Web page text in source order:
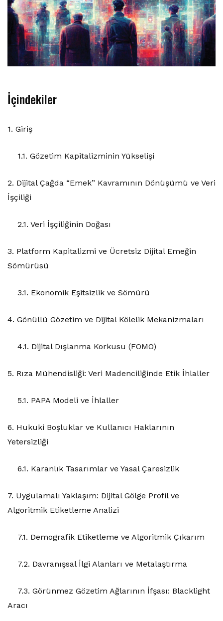
İçindekiler
1. Giriş
1.1. Gözetim Kapitalizminin Yükselişi
2. Dijital Çağda “Emek” Kavramının Dönüşümü ve Veri
İşçiliği
2.1. Veri İşçiliğinin Doğası
3. Platform Kapitalizmi ve Ücretsiz Dijital Emeğin
Sömürüsü
3.1. Ekonomik Eşitsizlik ve Sömürü
4. Gönüllü Gözetim ve Dijital Kölelik Mekanizmaları
4.1. Dijital Dışlanma Korkusu (FOMO)
5. Rıza Mühendisliği: Veri Madenciliğinde Etik İhlaller
5.1. PAPA Modeli ve İhlaller
6. Hukuki Boşluklar ve Kullanıcı Haklarının
Yetersizliği
6.1. Karanlık Tasarımlar ve Yasal Çaresizlik
7. Uygulamalı Yaklaşım: Dijital Gölge Profil ve
Algoritmik Etiketleme Analizi
7.1. Demografik Etiketleme ve Algoritmik Çıkarım
7.2. Davranışsal İlgi Alanları ve Metalaştırma
7.3. Görünmez Gözetim Ağlarının İfşası: Blacklight
Aracı